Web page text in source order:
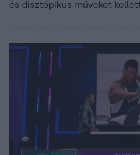
és disztópikus műveket